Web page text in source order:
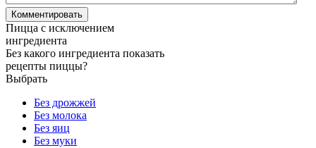
Пицца с исключением
ингредиента
Без какого ингредиента показать
рецепты пиццы?
Выбрать
Без дрожжей
Без молока
Без яиц
Без муки